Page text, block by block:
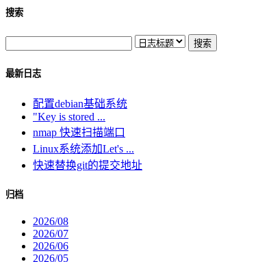
搜索
最新日志
配置debian基础系统
"Key is stored ...
nmap 快速扫描端口
Linux系统添加Let's ...
快速替换git的提交地址
归档
2026/08
2026/07
2026/06
2026/05